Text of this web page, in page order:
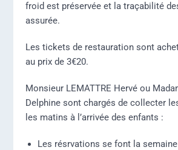
froid est préservée et la traçabilité
assurée.
Les tickets de restauration sont
au prix de 3€20.
Monsieur LEMATTRE Hervé ou
Delphine sont chargés de collecter
les matins à l’arrivée des enfants :
Les résrvations se font la